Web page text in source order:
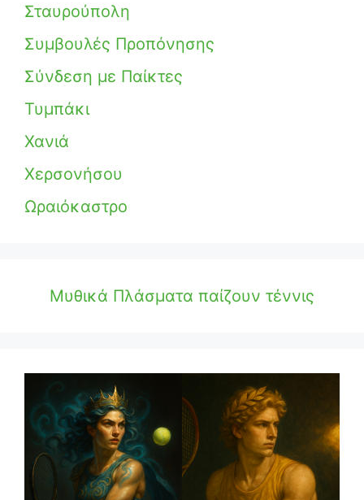
Σταυρούπολη
Συμβουλές Προπόνησης
Σύνδεση με Παίκτες
Τυμπάκι
Χανιά
Χερσονήσου
Ωραιόκαστρο
Μυθικά Πλάσματα παίζουν τέννις